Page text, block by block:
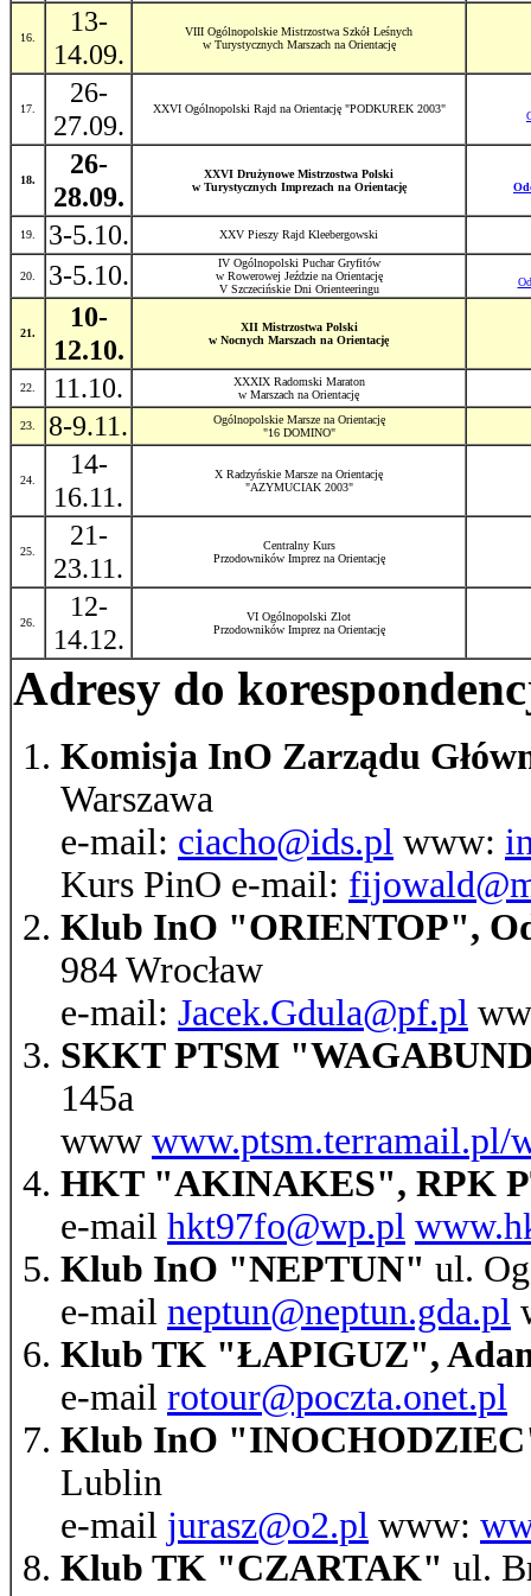
16.
13-
14.09.
VIII Ogólnopolskie Mistrzostwa Szkół Leśnych
w Turystycznych Marszach na Orientację
17.
26-
27.09.
XXVI Ogólnopolski Rajd na Orientację "PODKUREK 2003"
18.
26-
28.09.
XXVI Drużynowe Mistrzostwa Polski
w Turystycznych Imprezach na Orientację
19. 3-5.10. XXV Pieszy Rajd Kleebergowski
20. 3-5.10.
IV Ogólnopolski Puchar Gryfitów
w Rowerowej Jeździe na Orientację
V Szczecińskie Dni Orienteeringu
21.
10-
12.10.
XII Mistrzostwa Polski
w Nocnych Marszach na Orientację
22. 11.10.
XXXIX Radomski Maraton
w Marszach na Orientację
23. 8-9.11.
Ogólnopolskie Marsze na Orientację
"16 DOMINO"
24.
14-
16.11.
X Radzyńskie Marsze na Orientację
"AZYMUCIAK 2003"
25.
21-
23.11.
Centralny Kurs
Przodowników Imprez na Orientację
26.
12-
14.12.
VI Ogólnopolski Zlot
Przodowników Imprez na Orientację
Adresy do
Komisja InO Zarządu
Warszawa
e-mail: ciacho@ids.pl www:
Kurs PinO e-mail:
Klub InO "ORIENTOP",
984 Wrocław
e-mail: Jacek.Gdula@pf.pl
SKKT PTSM
145a
www www.ptsm.terramail.pl/
HKT "AKINAKES", RPK
e-mail hkt97fo@wp.pl
Klub InO "NEPTUN" ul.
e-mail neptun@neptun.gda.pl
Klub TK "ŁAPIGUZ",
e-mail rotour@poczta.onet.pl
Klub InO
Lublin
e-mail jurasz@o2.pl www:
Klub TK "CZARTAK" ul.